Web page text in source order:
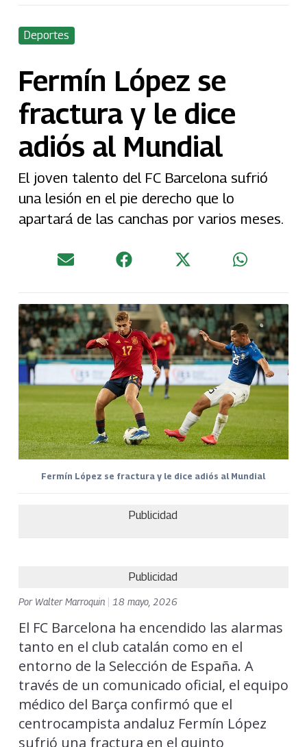
Deportes
Fermín López se
fractura y le dice
adiós al Mundial
El joven talento del FC Barcelona sufrió
una lesión en el pie derecho que lo
apartará de las canchas por varios meses.
Fermín López se fractura y le dice adiós al Mundial
Publicidad
Publicidad
Por Walter Marroquin 18 mayo, 2026
El FC Barcelona ha encendido las alarmas
tanto en el club catalán como en el
entorno de la Selección de España. A
través de un comunicado oficial, el equipo
médico del Barça confirmó que el
centrocampista andaluz Fermín López
sufrió una fractura en el quinto